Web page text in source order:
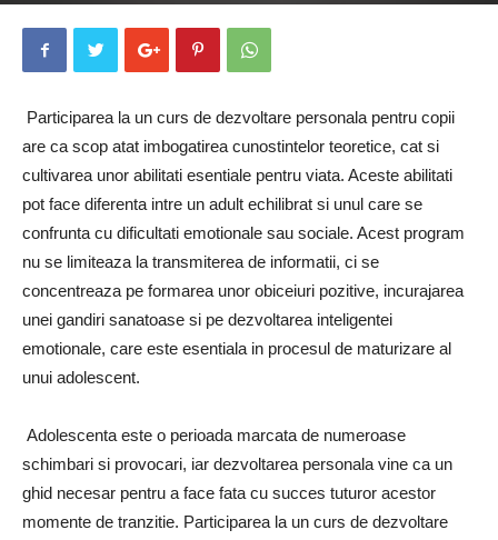
Participarea la un curs de dezvoltare personala pentru copii
are ca scop atat imbogatirea cunostintelor teoretice, cat si
cultivarea unor abilitati esentiale pentru viata. Aceste abilitati
pot face diferenta intre un adult echilibrat si unul care se
confrunta cu dificultati emotionale sau sociale. Acest program
nu se limiteaza la transmiterea de informatii, ci se
concentreaza pe formarea unor obiceiuri pozitive, incurajarea
unei gandiri sanatoase si pe dezvoltarea inteligentei
emotionale, care este esentiala in procesul de maturizare al
unui adolescent.
Adolescenta este o perioada marcata de numeroase
schimbari si provocari, iar dezvoltarea personala vine ca un
ghid necesar pentru a face fata cu succes tuturor acestor
momente de tranzitie. Participarea la un curs de dezvoltare